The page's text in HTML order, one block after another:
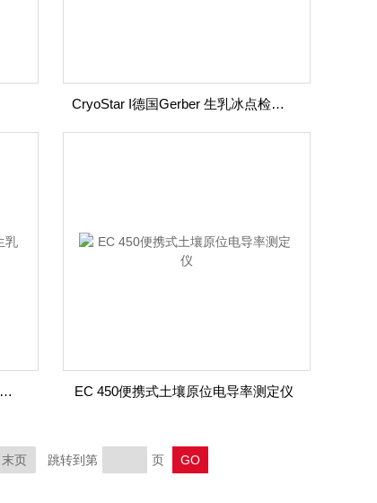
CryoStar I德国Gerber 生乳冰点检测仪
CryoStar 1德国Funke Gerber生乳冰点仪 EC 450便携式土壤原位电导率测定仪
末页 跳转到第 页